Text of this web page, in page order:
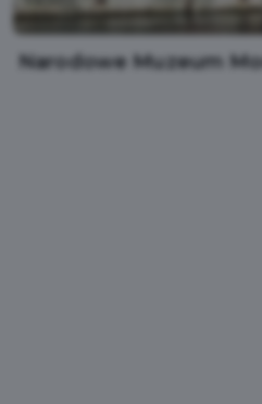
Narodowe Muzeum